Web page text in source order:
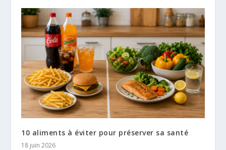
10 aliments à éviter pour préserver sa santé
18 juin 2026